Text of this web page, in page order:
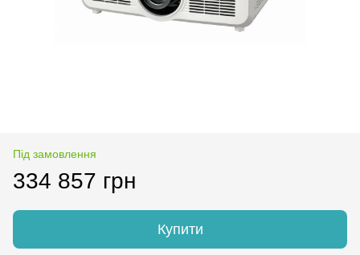
Під замовлення
334 857 грн
Купити